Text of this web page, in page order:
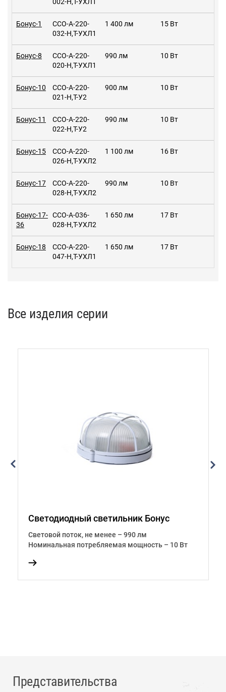
Бонус-1
ССО-А-220-
032-Н,Т-УХЛ1
1 400 лм 15 Вт
Бонус-8
ССО-А-220-
020-Н,Т-УХЛ1
990 лм 10 Вт
Бонус-10
ССО-А-220-
021-Н,Т-У2
900 лм 10 Вт
Бонус-11
ССО-А-220-
022-Н,Т-У2
990 лм 10 Вт
Бонус-15
ССО-А-220-
026-Н,Т-УХЛ2
1 100 лм 16 Вт
Бонус-17
ССО-А-220-
028-Н,Т-УХЛ2
990 лм 10 Вт
Бонус-17-
36
ССО-А-036-
028-Н,Т-УХЛ2
1 650 лм 17 Вт
Бонус-18
ССО-А-220-
047-Н,Т-УХЛ1
1 650 лм 17 Вт
Все изделия серии
Светодиодный светильник Бонус
Световой поток, не менее – 990 лм
Номинальная потребляемая мощность – 10 Вт
Представительства